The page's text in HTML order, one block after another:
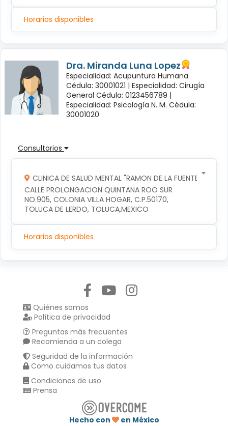
Horarios disponibles
Dra. Miranda Luna Lopez
Especialidad: Acupuntura Humana
Cédula: 30001021 | Especialidad: Cirugía
General Cédula: 0123456789 |
Especialidad: Psicología N. M. Cédula:
30001020
Consultorios
CLINICA DE SALUD MENTAL "RAMON DE LA FUENTE"
CALLE PROLONGACION QUINTANA ROO SUR
NO.905, COLONIA VILLA HOGAR, C.P.50170,
TOLUCA DE LERDO, TOLUCA,MEXICO
Horarios disponibles
Quiénes somos
Política de privacidad
Preguntas más frecuentes
Recomienda a un colega
Seguridad de la información
Como cuidamos tus datos
Condiciones de uso
Prensa
Hecho con en México